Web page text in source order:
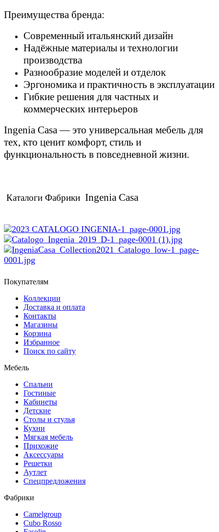
Преимущества бренда:
Современный итальянский дизайн
Надёжные материалы и технологии
производства
Разнообразие моделей и отделок
Эргономика и практичность в эксплуатации
Гибкие решения для частных и
коммерческих интерьеров
Ingenia Casa — это универсальная мебель для
тех, кто ценит комфорт, стиль и
функциональность в повседневной жизни.
Каталоги Фабрики Ingenia Casa
Покупателям
Коллекции
Доставка и оплата
Контакты
Магазины
Корзина
Избранное
Поиск по сайту
Мебель
Спальни
Гостиные
Кабинеты
Детские
Столы и стулья
Кухни
Мягкая мебель
Прихожие
Аксессуары
Решетки
Аутлет
Спецпредложения
Фабрики
Camelgroup
Cubo Rosso